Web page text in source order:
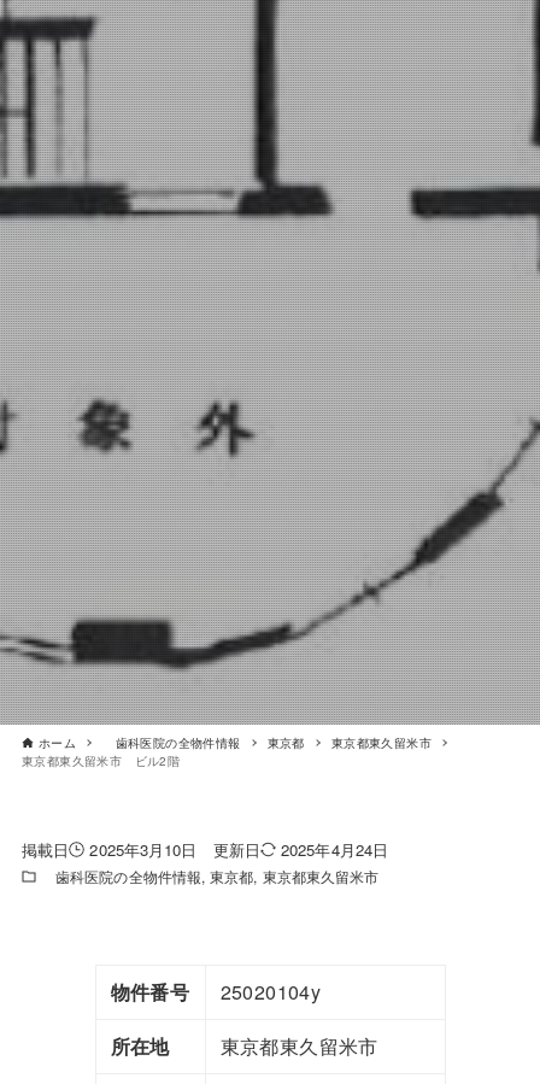
ホーム 歯科医院の全物件情報 東京都
東京都東久留米市
東京都東久留米市 ビル2階
2025年3月10日 2025年4月24日
歯科医院の全物件情報 東京都 東京都東久留米市
物件番号
25020104y
所在地
東京都東久留米市